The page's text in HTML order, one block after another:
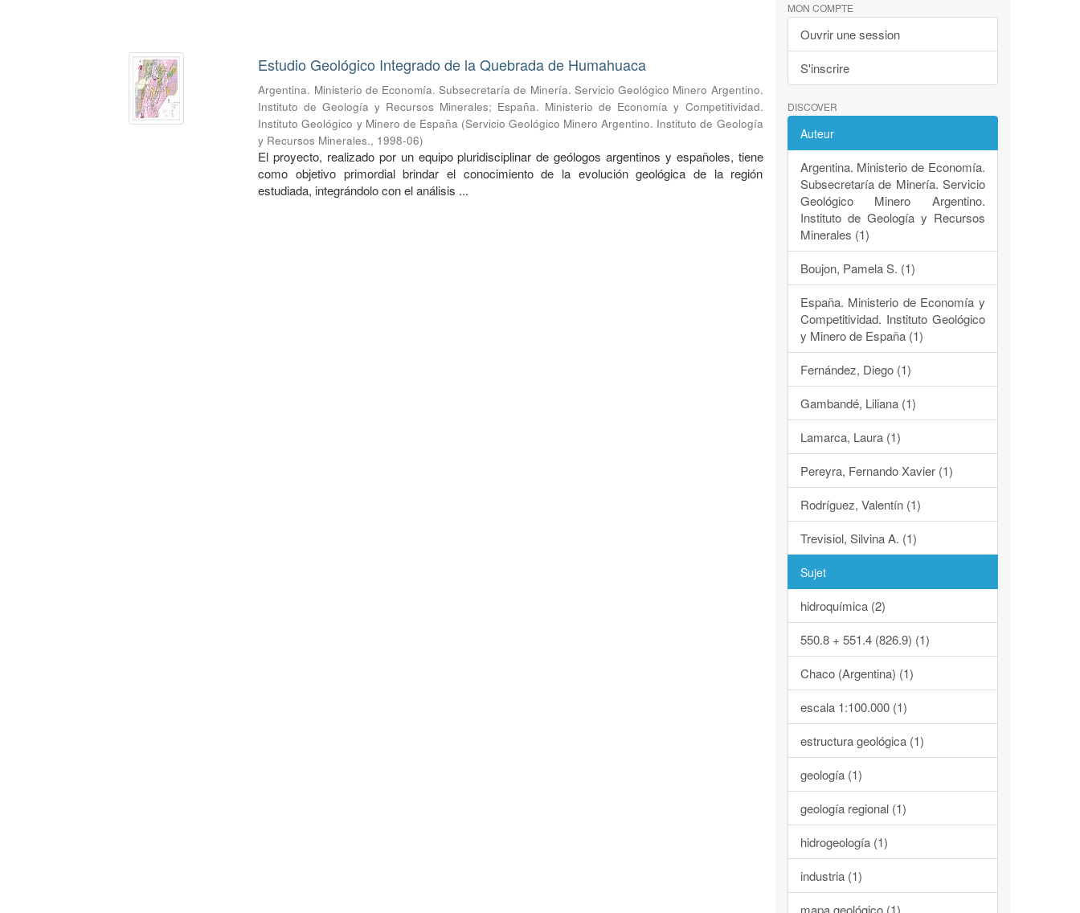
Estudio Geológico Integrado de la Quebrada de Humahuaca
Argentina. Ministerio de Economía. Subsecretaría de Minería. Servicio Geológico Minero Argentino.
Instituto de Geología y Recursos Minerales; España. Ministerio de Economía y Competitividad.
Instituto Geológico y Minero de España (Servicio Geológico Minero Argentino. Instituto de Geología
y Recursos Minerales., 1998-06)
El proyecto, realizado por un equipo pluridisciplinar de geólogos argentinos y españoles, tiene
como objetivo primordial brindar el conocimiento de la evolución geológica de la región
estudiada, integrándolo con el análisis ...
MON COMPTE
Ouvrir une session
S'inscrire
DISCOVER
Auteur
Argentina. Ministerio de Economía.
Subsecretaría de Minería. Servicio
Geológico Minero Argentino.
Instituto de Geología y Recursos
Minerales (1)
Boujon, Pamela S. (1)
España. Ministerio de Economía y
Competitividad. Instituto Geológico
y Minero de España (1)
Fernández, Diego (1)
Gambandé, Liliana (1)
Lamarca, Laura (1)
Pereyra, Fernando Xavier (1)
Rodríguez, Valentín (1)
Trevisiol, Silvina A. (1)
Sujet
hidroquímica (2)
550.8 + 551.4 (826.9) (1)
Chaco (Argentina) (1)
escala 1:100.000 (1)
estructura geológica (1)
geología (1)
geología regional (1)
hidrogeología (1)
industria (1)
mapa geológico (1)